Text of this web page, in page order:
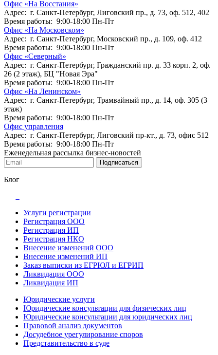
Офис «На Восстания»
Адрес: г. Санкт-Петербург, Лиговский пр., д. 73, оф. 512, 402
Время работы: 9:00-18:00 Пн-Пт
Офис «На Московском»
Адрес: г. Санкт-Петербург, Московский пр., д. 109, оф. 412
Время работы: 9:00-18:00 Пн-Пт
Офис «Северный»
Адрес: г. Санкт-Петербург, Гражданский пр. д. 33 корп. 2, оф.
26 (2 этаж), БЦ "Новая Эра"
Время работы: 9:00-18:00 Пн-Пт
Офис «На Ленинском»
Адрес: г. Санкт-Петербург, Трамвайный пр., д. 14, оф. 305 (3
этаж)
Время работы: 9:00-18:00 Пн-Пт
Офис управления
Адрес: г. Санкт-Петербург, Лиговский пр-кт., д. 73, офис 512
Время работы: 9:00-18:00 Пн-Пт
Еженедельная рассылка бизнес-новостей
Подписаться
Блог
Услуги регистрации
Регистрация ООО
Регистрация ИП
Регистрация НКО
Внесение изменений ООО
Внесение изменений ИП
Заказ выписки из ЕГРЮЛ и ЕГРИП
Ликвидация ООО
Ликвидация ИП
Юридические услуги
Юридические консультации для физических лиц
Юридические консультации для юридических лиц
Правовой анализ документов
Досудебное урегулирование споров
Представительство в суде